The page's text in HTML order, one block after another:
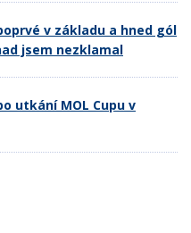
v základu a hned gól
jsem nezklamal
utkání MOL Cupu v